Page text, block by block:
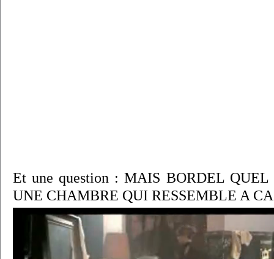
Et une question : MAIS BORDEL
UNE CHAMBRE QUI RESSEMBLE A